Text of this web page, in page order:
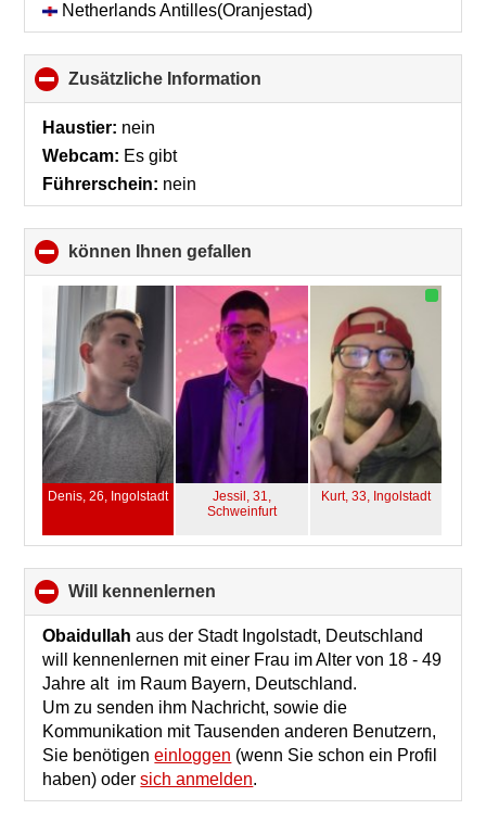
Netherlands Antilles(Oranjestad)
Zusätzliche Information
to
Haustier: nein
Webcam: Es gibt
Führerschein: nein
können Ihnen gefallen
to
collapse
contents
Denis, 26, Ingolstadt
Jessil, 31,
Schweinfurt
Kurt, 33, Ingolstadt
will kennenlernen
to
collapse
contents
Obaidullah aus der Stadt Ingolstadt, Deutschland
will kennenlernen mit einer Frau im Alter von 18 - 49
Jahre alt im Raum Bayern, Deutschland.
Um zu senden ihm Nachricht, sowie die
Kommunikation mit Tausenden anderen Benutzern,
Sie benötigeneinloggen (wenn Sie schon ein Profil
haben) odersich anmelden.